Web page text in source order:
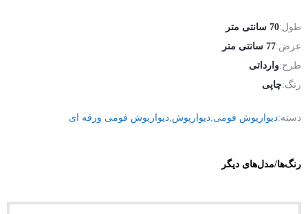
طول:70 سانتی متر
عرض:77 سانتی متر
طرح:وارداتی
رنگ:چاپی
دسته:دیوارپوش فومی دیوارپوش دیوارپوش فومی ورقه ای
رنگ‌ها/مدل‌های دیگر